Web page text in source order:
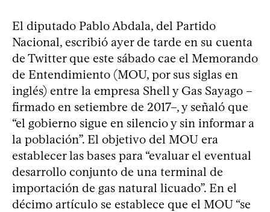
El diputado Pablo Abdala, del Partido
Nacional, escribió ayer de tarde en su cuenta
de Twitter que este sábado cae el Memorando
de Entendimiento (MOU, por sus siglas en
inglés) entre la empresa Shell y Gas Sayago –
firmado en setiembre de 2017–, y señaló que
“el gobierno sigue en silencio y sin informar a
la población”. El objetivo del MOU era
establecer las bases para “evaluar el eventual
desarrollo conjunto de una terminal de
importación de gas natural licuado”. En el
décimo artículo se establece que el MOU “se